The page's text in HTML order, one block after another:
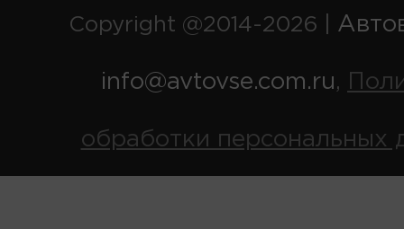
Copyright @2014-2026 |
info@avtovse.com.ru,
обработки персональных